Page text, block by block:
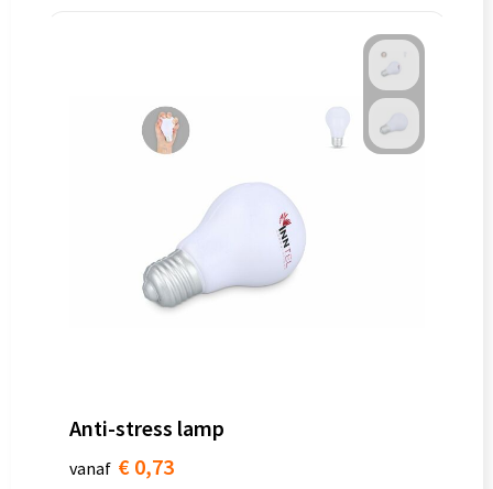
Anti-stress lamp
vanaf € 0,73